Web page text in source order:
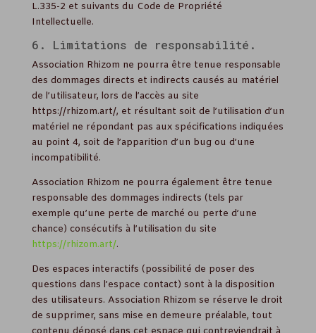
L.335-2 et suivants du Code de Propriété
Intellectuelle.
6. Limitations de responsabilité.
Association Rhizom ne pourra être tenue responsable
des dommages directs et indirects causés au matériel
de l’utilisateur, lors de l’accès au site
https://rhizom.art/, et résultant soit de l’utilisation d’un
matériel ne répondant pas aux spécifications indiquées
au point 4, soit de l’apparition d’un bug ou d’une
incompatibilité.
Association Rhizom ne pourra également être tenue
responsable des dommages indirects (tels par
exemple qu’une perte de marché ou perte d’une
chance) consécutifs à l’utilisation du site
https://rhizom.art/.
Des espaces interactifs (possibilité de poser des
questions dans l’espace contact) sont à la disposition
des utilisateurs. Association Rhizom se réserve le droit
de supprimer, sans mise en demeure préalable, tout